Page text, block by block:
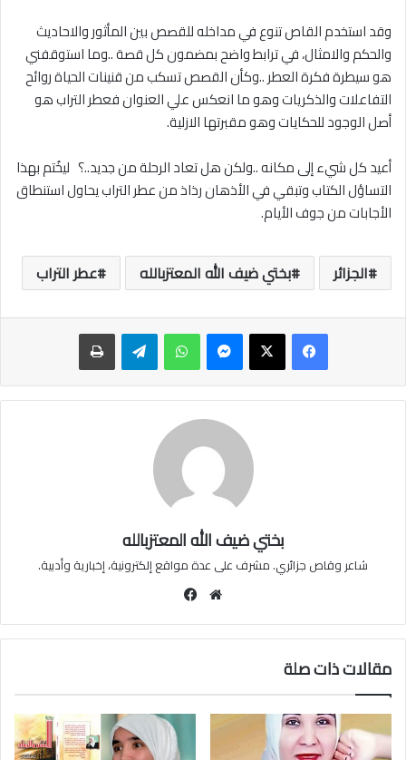
وقد استخدم القاص تنوع في مداخله للقصص بين المأثور والاحاديث
والحكم والامثال، في ترابط واضح بمضمون كل قصة ..وما استوقفني
هو سيطرة فكرة العطر ..وكأن القصص تسكب من قنينات الحياة روائح
التفاعلات والذكريات وهو ما انعكس علي العنوان فعطر التراب هو
أصل الوجود للحكايات وهو مقبرتها الازلية.
أعيد كل شيء إلى مكانه ..ولكن هل تعاد الرحلة من جديد..؟ ليخُتم بهذا
التساؤل الكتاب وتبقي في الأذهان رذاذ من عطر التراب يحاول استنطاق
الأجابات من جوف الأيام.
الجزائر بختي ضيف الله المعتزبالله عطر التراب
ماسنجر واتساب تيلقرام
بختي ضيف الله المعتزبالله
شاعر وقاص جزائري. مشرف على عدة مواقع إلكترونية، إخبارية وأدبية.
موقع
مقالات ذات صلة